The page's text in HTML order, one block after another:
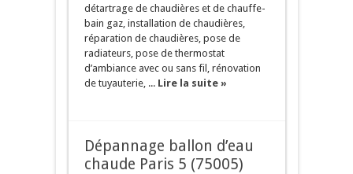
détartrage de chaudières et de chauffe-
bain gaz, installation de chaudières,
réparation de chaudières, pose de
radiateurs, pose de thermostat
d’ambiance avec ou sans fil, rénovation
de tuyauterie, ... Lire la suite »
Dépannage ballon d’eau
chaude Paris 5 (75005)